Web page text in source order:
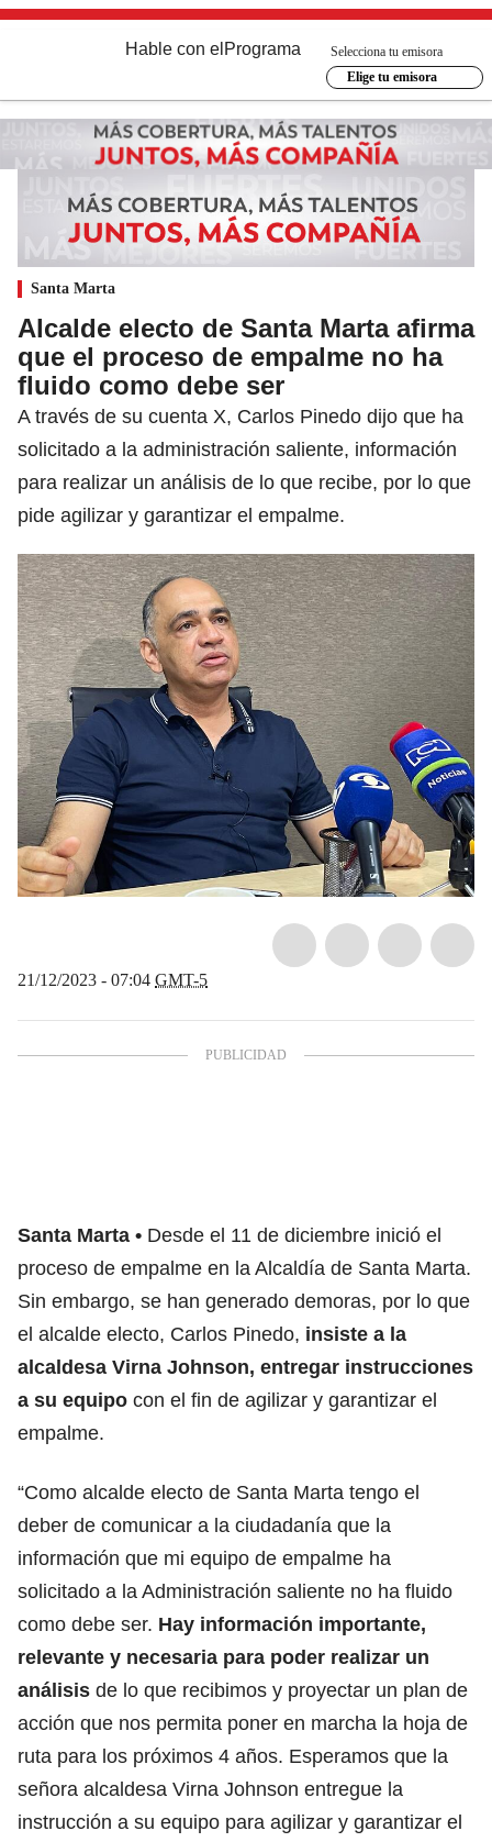
Hable con el Programa
Selecciona tu emisora
Elige tu emisora
Santa Marta
Alcalde electo de Santa Marta afirma
que el proceso de empalme no ha
fluido como debe ser
A través de su cuenta X, Carlos Pinedo dijo que ha
solicitado a la administración saliente, información
para realizar un análisis de lo que recibe, por lo que
pide agilizar y garantizar el empalme.
21/12/2023 - 07:04 GMT-5
Santa Marta
Desde el 11 de diciembre inició el
proceso de empalme en la Alcaldía de Santa Marta.
Sin embargo, se han generado demoras, por lo que
el alcalde electo, Carlos Pinedo, insiste a la
alcaldesa Virna Johnson, entregar instrucciones
a su equipo con el fin de agilizar y garantizar el
empalme.
“Como alcalde electo de Santa Marta tengo el
deber de comunicar a la ciudadanía que la
información que mi equipo de empalme ha
solicitado a la Administración saliente no ha fluido
como debe ser. Hay información importante,
relevante y necesaria para poder realizar un
análisis de lo que recibimos y proyectar un plan de
acción que nos permita poner en marcha la hoja de
ruta para los próximos 4 años. Esperamos que la
señora alcaldesa Virna Johnson entregue la
instrucción a su equipo para agilizar y garantizar el